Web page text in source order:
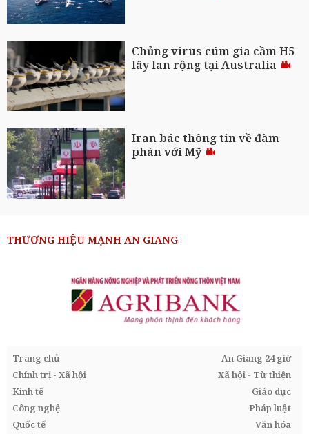
Chủng virus cúm gia cầm H5
lây lan rộng tại Australia
Iran bác thông tin về đàm
phán với Mỹ
THƯƠNG HIỆU MẠNH AN GIANG
Trang chủ
An Giang 24 giờ
Chính trị - Xã hội
Xã hội - Từ thiện
Kinh tế
Giáo dục
Công nghệ
Pháp luật
Quốc tế
Văn hóa